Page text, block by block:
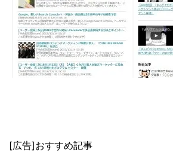
[広告]おすすめ記事